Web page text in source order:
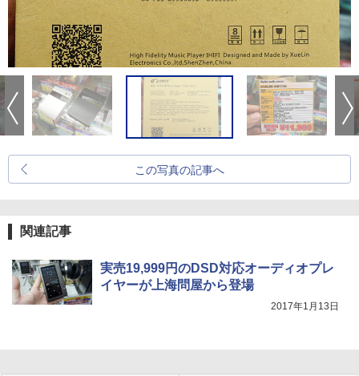
この写真の記事へ
関連記事
実売19,999円のDSD対応オーディオプレ
イヤーが上海問屋から登場
2017年1月13日